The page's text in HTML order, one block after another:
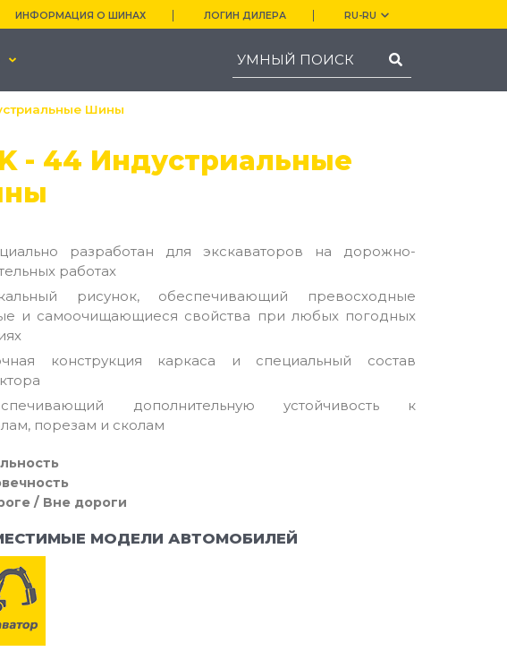
ИНФОРМАЦИЯ О ШИНАХ ЛОГИН ДИЛЕРА RU-RU
Шины
- 44 Индустриальные
разработан для экскаваторов на дорожно-
работах
рисунок, обеспечивающий превосходные
и самоочищающиеся свойства при любых погодных
конструкция каркаса и специальный состав
дополнительную устойчивость к
порезам и сколам
/ Вне дороги
МОДЕЛИ АВТОМОБИЛЕЙ